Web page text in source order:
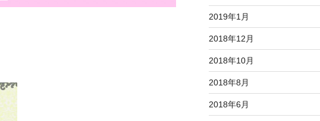
2019年1月
2018年12月
2018年10月
2018年8月
2018年6月